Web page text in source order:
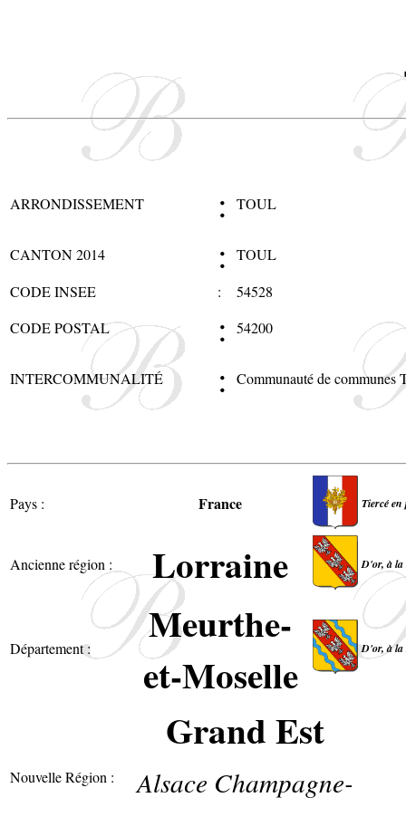
ARRONDISSEMENT : TOUL
CANTON 2014 :
TOUL
CODE INSEE
:
54528
CODE POSTAL
: 54200
INTERCOMMUNALITÉ : Communauté de communes
Pays : France Tiercé
Ancienne région : Lorraine D'or, à la
Département :
Meurthe-
et-Moselle
D'or, à la
Nouvelle Région :
Grand Est
Alsace Champagne-